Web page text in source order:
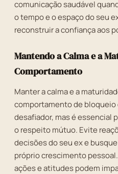
comunicação saudável
o tempo e o espaço do seu
reconstruir a confiança aos
Mantendo a Calma e a
Comportamento
Manter a calma e a
comportamento de
desafiador, mas é essencial
o respeito mútuo. Evite
decisões do seu ex e
próprio crescimento
ações e atitudes podem